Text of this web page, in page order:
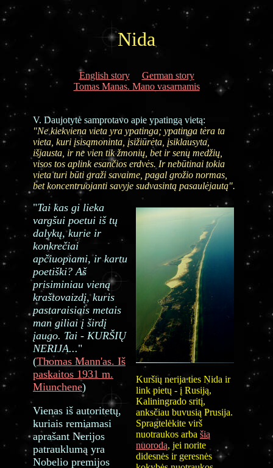
Nida
English story
German story
Tomas Manas. Mano vasarnamis
V. Daujotytė samprotavo apie ypatingą vietą:
"Ne kiekviena vieta yra ypatinga; ypatinga tėra ta
vieta, kuri įsisąmoninta, įsižiūrėta, įsiklausyta,
išjausta, ir ne vien tik žmonių, bet ir senų medžių,
visos tos aplink esančios erdvės. Ir nebūtinai tokia
vieta turi būti graži savaime, pagal grožio normas,
bet koncentruojanti savyje sudvasintą pasaulėjautą".
Kuršių nerija ties Nida ir
link pietų - į Rusiją,
Kaliningrado sritį,
anksčiau buvusią Prusija.
Spragtelėkite virš
nuotraukos arba šią
nuorodą, jei norite
didesnės ir geresnės
"Tai kas gi lieka
vargšui poetui iš tų
dalykų, kurie ir
konkrečiai
apčiuopiami, ir kartu
poetiški? Aš
prisiminiau vieną
kraštovaizdį, kuris
pastaraisiais metais
man giliai į širdį
įaugo. Tai - KURŠIŲ
NERIJA..."
(Thomas Mann'as. Iš
paskaitos 1931 m.
Miunchene)
Vienas iš autoritetų,
kuriais remiamasi
aprašant Nerijos
patrauklumą yra
Nobelio premijos